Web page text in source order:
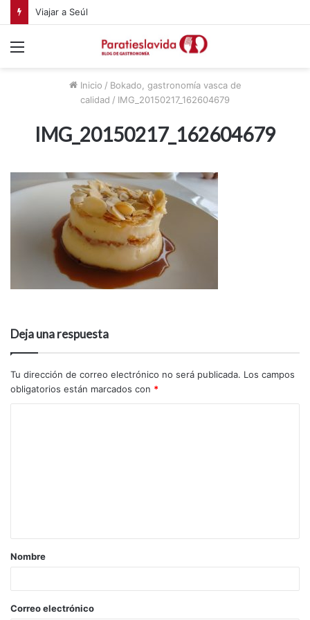
Viajar a Seúl
Inicio / Bokado, gastronomía vasca de
calidad / IMG_20150217_162604679
IMG_20150217_162604679
Deja una respuesta
Tu dirección de correo electrónico no será publicada. Los campos
obligatorios están marcados con *
Nombre
Correo electrónico